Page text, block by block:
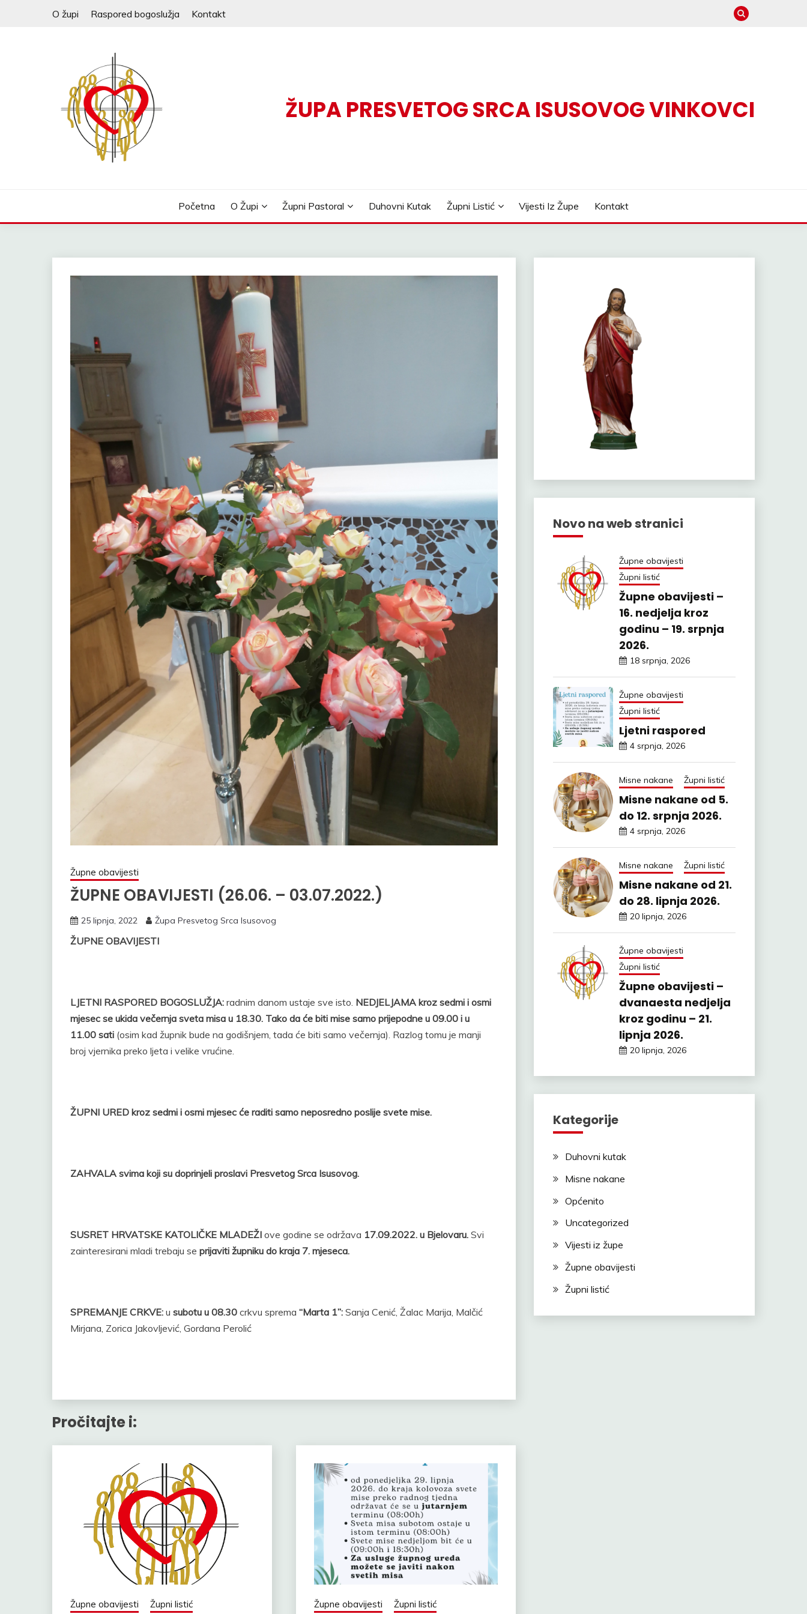
O župi Raspored bogoslužja Kontakt
ŽUPA PRESVETOG SRCA ISUSOVOG VINKOVCI
Početna O Župi Župni Pastoral Duhovni Kutak Župni Listić Vijesti Iz Župe Kontakt
Župne obavijesti
ŽUPNE OBAVIJESTI (26.06. – 03.07.2022.)
25 lipnja, 2022 Župa Presvetog Srca Isusovog
ŽUPNE OBAVIJESTI
LJETNI RASPORED BOGOSLUŽJA: radnim danom ustaje sve isto. NEDJELJAMA kroz sedmi i osmi
mjesec se ukida večernja sveta misa u 18.30. Tako da će biti mise samo prijepodne u 09.00 i u
11.00 sati (osim kad župnik bude na godišnjem, tada će biti samo večernja). Razlog tomu je manji
broj vjernika preko ljeta i velike vrućine.
ŽUPNI URED kroz sedmi i osmi mjesec će raditi samo neposredno poslije svete mise.
ZAHVALA svima koji su doprinjeli proslavi Presvetog Srca Isusovog.
SUSRET HRVATSKE KATOLIČKE MLADEŽI ove godine se održava 17.09.2022. u Bjelovaru. Svi
zainteresirani mladi trebaju se prijaviti župniku do kraja 7. mjeseca.
SPREMANJE CRKVE: u subotu u 08.30 crkvu sprema “Marta 1”: Sanja Cenić, Žalac Marija, Malčić
Mirjana, Zorica Jakovljević, Gordana Perolić
Pročitajte i:
Župne obavijesti Župni listić Župne obavijesti Župni listić
Novo na web stranici
Župne obavijesti
Župni listić
Župne obavijesti –
16. nedjelja kroz
godinu – 19. srpnja
2026.
18 srpnja, 2026
Župne obavijesti
Župni listić
Ljetni raspored
4 srpnja, 2026
Misne nakane Župni listić
Misne nakane od 5.
do 12. srpnja 2026.
4 srpnja, 2026
Misne nakane Župni listić
Misne nakane od 21.
do 28. lipnja 2026.
20 lipnja, 2026
Župne obavijesti
Župni listić
Župne obavijesti –
dvanaesta nedjelja
kroz godinu – 21.
lipnja 2026.
20 lipnja, 2026
Kategorije
Duhovni kutak
Misne nakane
Općenito
Uncategorized
Vijesti iz župe
Župne obavijesti
Župni listić